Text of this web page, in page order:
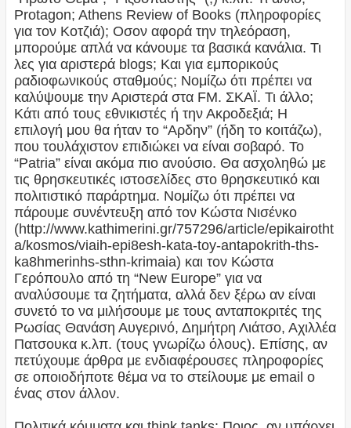
Protagon; Athens Review of Books (πληροφορίες
για τον Κοτζιά); Οσον αφορά την τηλεόραση,
μπορούμε απλά να κάνουμε τα βασικά κανάλια. Τι
λες για αριστερά blogs; Και για εμπορικούς
ραδιοφωνικούς σταθμούς; Νομίζω ότι πρέπει να
καλύψουμε την Αριστερά στα FM. ΣΚΑΪ. Τι άλλο;
Κάτι από τους εθνικιστές ή την Ακροδεξιά; Η
επιλογή μου θα ήταν το “Αρδην” (ήδη το κοιτάζω),
που τουλάχιστον επιδιώκει να είναι σοβαρό. Το
“Patria” είναι ακόμα πιο ανούσιο. Θα ασχοληθώ με
τις θρησκευτικές ιστοσελίδες στο θρησκευτικό και
πολιτιστικό παράρτημα. Νομίζω ότι πρέπει να
πάρουμε συνέντευξη από τον Κώστα Νισένκο
(http://www.kathimerini.gr/757296/article/epikairotht
a/kosmos/viaih-epi8esh-kata-toy-antapokrith-ths-
ka8hmerinhs-sthn-krimaia) και τον Κώστα
Γερόπουλο από τη “New Europe” για να
αναλύσουμε τα ζητήματα, αλλά δεν ξέρω αν είναι
συνετό το να μιλήσουμε με τους ανταποκριτές της
Ρωσίας Θανάση Αυγερινό, Δημήτρη Λιάτσο, Αχιλλέα
Πατσουκα κ.λπ. (τους γνωρίζω όλους). Επίσης, αν
πετύχουμε άρθρα με ενδιαφέρουσες πληροφορίες
σε οποιοδήποτε θέμα να το στείλουμε με email ο
ένας στον άλλον.